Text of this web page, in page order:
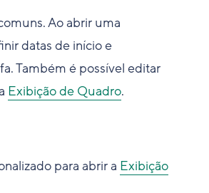
Ao abrir uma
datas de início e
Também é possível editar
Exibição de Quadro.
para abrir a Exibição